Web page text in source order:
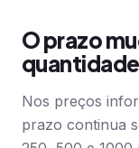
O prazo
Nos preços
prazo continua